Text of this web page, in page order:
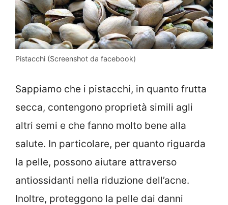
Pistacchi (Screenshot da facebook)
Sappiamo che i pistacchi, in quanto frutta
secca, contengono proprietà simili agli
altri semi e che fanno molto bene alla
salute. In particolare, per quanto riguarda
la pelle, possono aiutare attraverso
antiossidanti nella riduzione dell’acne.
Inoltre, proteggono la pelle dai danni